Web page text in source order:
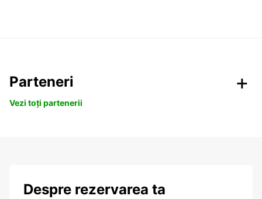
Parteneri
Vezi toți partenerii
Despre rezervarea ta